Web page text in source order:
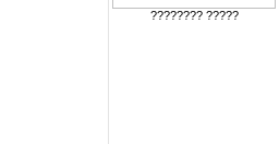
???????? ?????